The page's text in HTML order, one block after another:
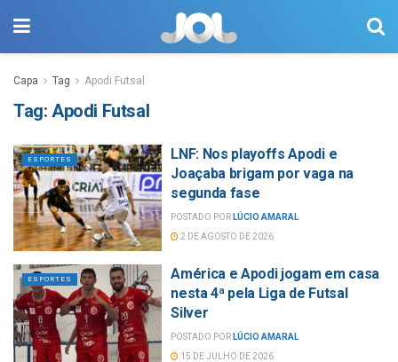
Capa Tag Apodi Futsal
Tag: Apodi Futsal
ESPORTES
LNF: Nos playoffs Apodi e
Joaçaba brigam por vaga na
segunda fase
POSTADO POR LÚCIO AMARAL
2 DE AGOSTO DE 2026
ESPORTES
América e Apodi jogam em casa
nesta 4ª pela Liga de Futsal
Silver
POSTADO POR LÚCIO AMARAL
15 DE JULHO DE 2026